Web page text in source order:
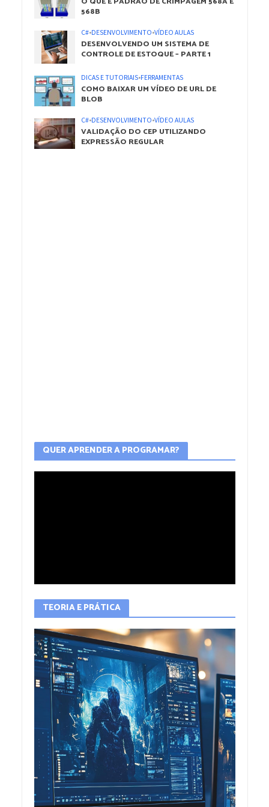
568B
C#•DESENVOLVIMENTO•VÍDEO AULAS
DESENVOLVENDO UM SISTEMA DE
CONTROLE DE ESTOQUE – PARTE 1
DICAS E TUTORIAIS•FERRAMENTAS
COMO BAIXAR UM VÍDEO DE URL DE
BLOB
C#•DESENVOLVIMENTO•VÍDEO AULAS
VALIDAÇÃO DO CEP UTILIZANDO
EXPRESSÃO REGULAR
QUER APRENDER A PROGRAMAR?
TEORIA E PRÁTICA